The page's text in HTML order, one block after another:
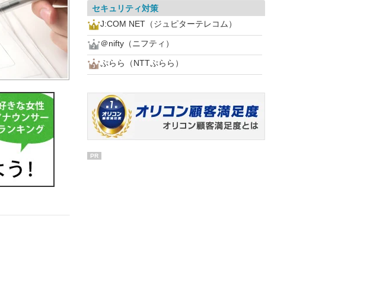
セキュリティ対策
J:COM NET（ジュピターテレコム）
＠nifty（ニフティ）
ぷらら（NTTぷらら）
PR